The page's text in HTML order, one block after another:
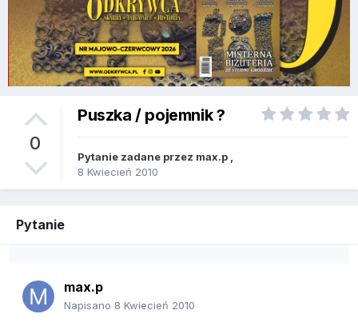
0
Puszka / pojemnik ?
Pytanie zadane przez max.p
8 Kwiecień 2010
Pytanie
max.p
Napisano 8 Kwiecień 2010